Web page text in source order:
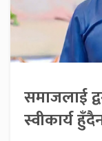
समाजलाई
स्वीकार्य